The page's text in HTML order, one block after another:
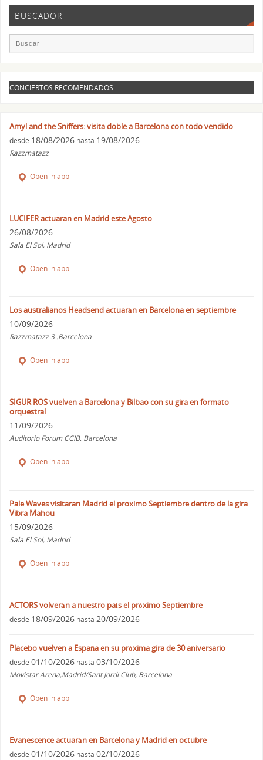
BUSCADOR
CONCIERTOS RECOMENDADOS
Amyl and the Sniffers: visita doble a Barcelona con todo vendido
desde 18/08/2026 hasta 19/08/2026
Razzmatazz
Open in app
LUCIFER actuaran en Madrid este Agosto
26/08/2026
Sala El Sol, Madrid
Open in app
Los australianos Headsend actuarán en Barcelona en septiembre
10/09/2026
Razzmatazz 3 .Barcelona
Open in app
SIGUR ROS vuelven a Barcelona y Bilbao con su gira en formato
orquestral
11/09/2026
Auditorio Forum CCIB, Barcelona
Open in app
Pale Waves visitaran Madrid el proximo Septiembre dentro de la gira
Vibra Mahou
15/09/2026
Sala El Sol, Madrid
Open in app
ACTORS volverán a nuestro país el próximo Septiembre
desde 18/09/2026 hasta 20/09/2026
Placebo vuelven a España en su próxima gira de 30 aniversario
desde 01/10/2026 hasta 03/10/2026
Movistar Arena,Madrid/Sant Jordi Club, Barcelona
Open in app
Evanescence actuarán en Barcelona y Madrid en octubre
desde 01/10/2026 hasta 02/10/2026